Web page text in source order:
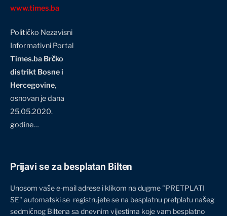
www.times.ba
Političko Nezavisni
Informativni Portal
Times.ba Brčko
distrikt Bosne i
Hercegovine,
osnovan je dana
25.05.2020.
godine…
Prijavi se za besplatan Bilten
Unosom vaše e-mail adrese i klikom na dugme "PRETPLATI
SE" automatski se registrujete se na besplatnu pretplatu našeg
sedmičnog Biltena sa dnevnim vijestima koje vam besplatno